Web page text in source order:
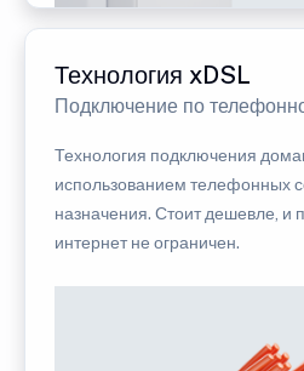
Технология xDSL
Подключение по
Технология подключения
использованием телефонных
назначения. Стоит дешевле, и
интернет не ограничен.